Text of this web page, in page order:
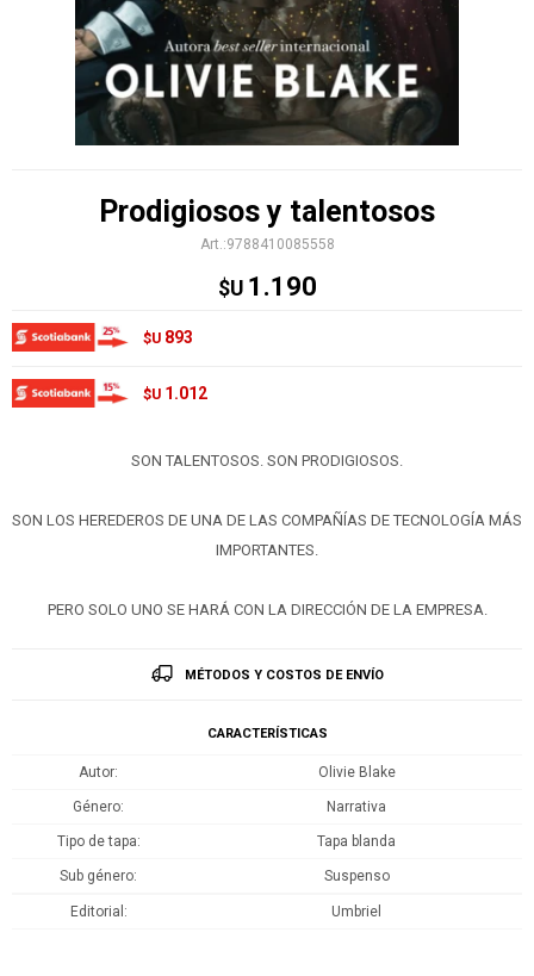
Prodigiosos y talentosos
9788410085558
$U 1.190
$U 893
$U 1.012
SON TALENTOSOS. SON PRODIGIOSOS.
SON LOS HEREDEROS DE UNA DE LAS COMPAÑÍAS DE TECNOLOGÍA MÁS
IMPORTANTES.
PERO SOLO UNO SE HARÁ CON LA DIRECCIÓN DE LA EMPRESA.
MÉTODOS Y COSTOS DE ENVÍO
CARACTERÍSTICAS
Autor Olivie Blake
Género Narrativa
Tipo de tapa Tapa blanda
Sub género Suspenso
Editorial Umbriel